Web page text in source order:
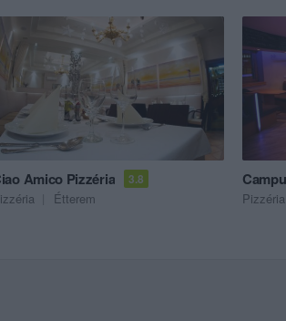
Amico Pizzéria 3.8
Étterem Pizzéria